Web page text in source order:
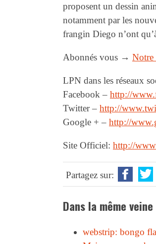
proposent un dessin
notamment par les
frangin Diego n’ont
Abonnés vous → Notre
LPN dans les réseaux
Facebook – http://
Twitter – http://
Google + – http://
Site Officiel: http://
Partagez sur:
Dans la même veine
webstrip: bongo